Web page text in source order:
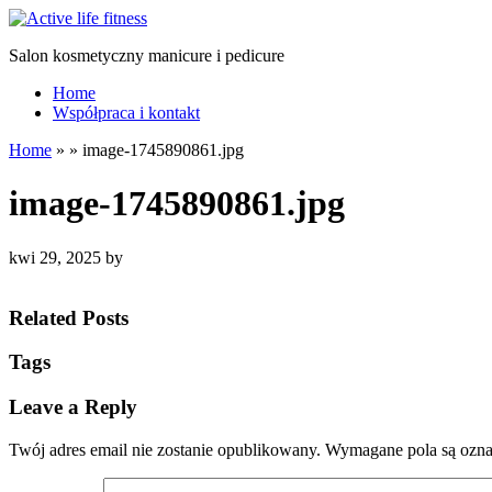
Salon kosmetyczny manicure i pedicure
Home
Współpraca i kontakt
Home » » image-1745890861.jpg
image-1745890861.jpg
kwi 29, 2025 by
Related Posts
Tags
Leave a Reply
Twój adres email nie zostanie opublikowany. Wymagane pola są